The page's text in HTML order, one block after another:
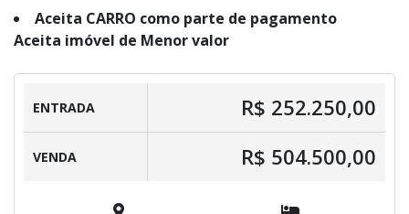
Aceita CARRO como parte de pagamento
Aceita imóvel de Menor valor
ENTRADA R$ 252.250,00
VENDA R$ 504.500,00